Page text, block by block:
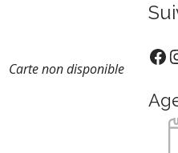
Carte non disponible